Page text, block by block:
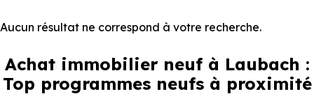
Investir
Actualités
avantages du neuf :PTZ, TVA réduitedans certains cas,
énergétiques, garanties constructeur, etc.
Aucun résultat ne correspond à votre recherche.
Achat immobilier neuf à Laubach :
Top programmes neufs à proximité